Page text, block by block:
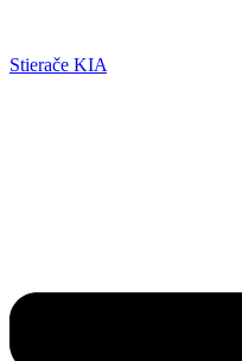
Stierače KIA